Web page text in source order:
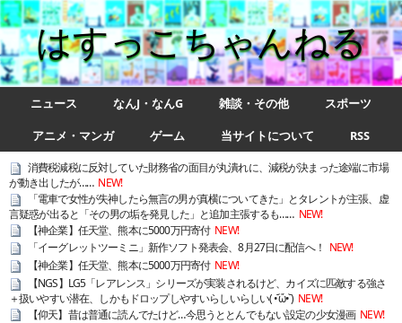
はすっこちゃんねる
ニュース なんJ・なんG 雑談・その他
スポーツ
アニメ・マンガ
ゲーム 当サイトについて RSS
消費税減税に反対していた財務省の面目が丸潰れに、減税が決まった途端に市場
が動き出したが…… NEW!
「電車で女性が失神したら無言の男が真横についてきた」とタレントが主張、虚
言疑惑が出ると「その男の垢を発見した」と追加主張するも…… NEW!
【神企業】任天堂、熊本に5000万円寄付 NEW!
「イーグレットツーミニ」新作ソフト発表会、8月27日に配信へ！ NEW!
【神企業】任天堂、熊本に5000万円寄付 NEW!
【NGS】LG5「レアレンス」シリーズが実装されるけど、カイズに匹敵する強さ
＋扱いやすい潜在、しかもドロップしやすいらしいらしい( •᷄ὤ•᷅ ) NEW!
【仰天】昔は普通に読んでたけど…今思うととんでもない設定の少女漫画 NEW!